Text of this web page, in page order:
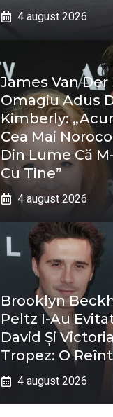
4 august 2026
James Van Der
Omagiu Adus
Kimberly:
Cea Mai
Din Lume Că
Cu Tine”
4 august 2026
Brooklyn
Peltz I-Au
David Și
Tropez: O
4 august 2026